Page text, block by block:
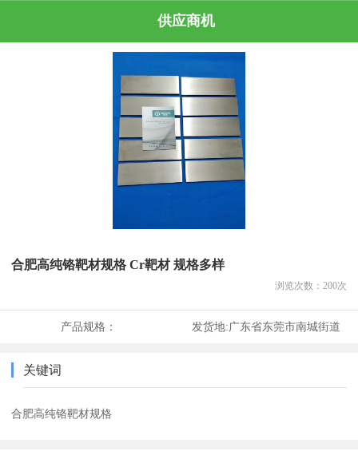
供应商机
合肥高纯铬靶材规格 Cr靶材 规格多样
浏览次数： 200次
产品规格： 发货地:广东省东莞市南城街道
关键词
合肥高纯铬靶材规格